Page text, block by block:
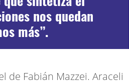
nos quedan
más”.
de Fabián Mazzei. Araceli